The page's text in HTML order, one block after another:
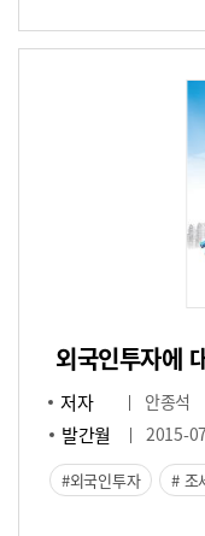
외국인투자에
저자 안종석
발간월 2015-07
외국인투자 조